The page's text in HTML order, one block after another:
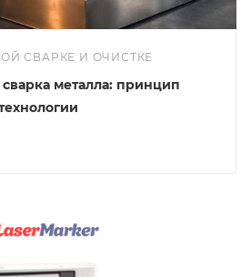
СВАРКЕ И ОЧИСТКЕ
металла: принцип